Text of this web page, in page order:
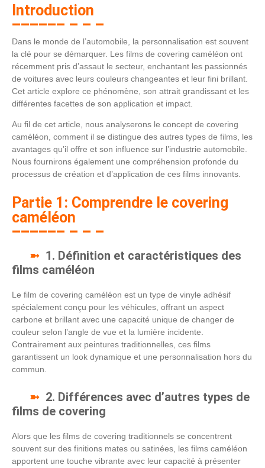
Introduction
Dans le monde de l’automobile, la personnalisation est souvent
la clé pour se démarquer. Les films de covering caméléon ont
récemment pris d’assaut le secteur, enchantant les passionnés
de voitures avec leurs couleurs changeantes et leur fini brillant.
Cet article explore ce phénomène, son attrait grandissant et les
différentes facettes de son application et impact.
Au fil de cet article, nous analyserons le concept de covering
caméléon, comment il se distingue des autres types de films, les
avantages qu’il offre et son influence sur l’industrie automobile.
Nous fournirons également une compréhension profonde du
processus de création et d’application de ces films innovants.
Partie 1: Comprendre le covering
caméléon
1. Définition et caractéristiques des
films caméléon
Le film de covering caméléon est un type de vinyle adhésif
spécialement conçu pour les véhicules, offrant un aspect
carbone et brillant avec une capacité unique de changer de
couleur selon l’angle de vue et la lumière incidente.
Contrairement aux peintures traditionnelles, ces films
garantissent un look dynamique et une personnalisation hors du
commun.
2. Différences avec d’autres types de
films de covering
Alors que les films de covering traditionnels se concentrent
souvent sur des finitions mates ou satinées, les films caméléon
apportent une touche vibrante avec leur capacité à présenter